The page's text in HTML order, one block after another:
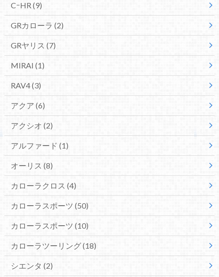
CｰHR (9)
GRカローラ (2)
GRヤリス (7)
MIRAI (1)
RAV4(3)
アクア (6)
アクシオ (2)
アルファード (1)
オーリス (8)
カローラクロス (4)
カローラスポーツ (50)
カローラスポーツ (10)
カローラツーリング(18)
シエンタ (2)